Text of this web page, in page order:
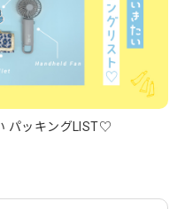
パッキングLIST♡